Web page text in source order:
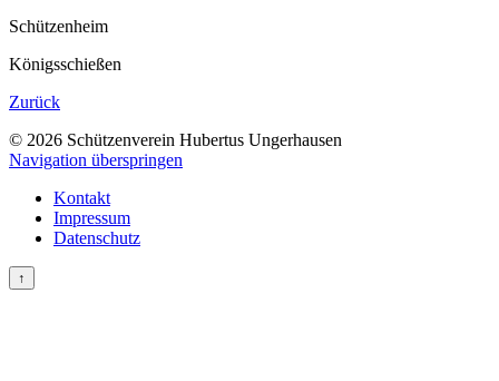
Schützenheim
Königsschießen
Zurück
© 2026 Schützenverein Hubertus Ungerhausen
Navigation überspringen
Kontakt
Impressum
Datenschutz
↑